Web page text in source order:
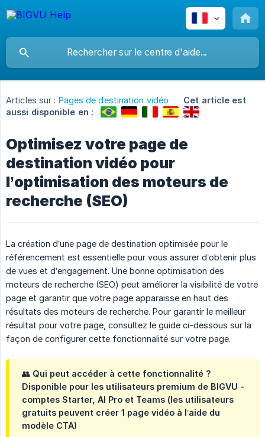
Articles sur : Pages de destination vidéo
Cet article est
aussi disponible en :
Optimisez votre page de
destination vidéo pour
l’optimisation des moteurs de
recherche (SEO)
La création d’une page de destination optimisée pour le
référencement est essentielle pour vous assurer d’obtenir plus
de vues et d’engagement. Une bonne optimisation des
moteurs de recherche (SEO) peut améliorer la visibilité de votre
page et garantir que votre page apparaisse en haut des
résultats des moteurs de recherche. Pour garantir le meilleur
résultat pour votre page, consultez le guide ci-dessous sur la
façon de configurer cette fonctionnalité sur votre page.
👥 Qui peut accéder à cette fonctionnalité ?
Disponible pour les utilisateurs premium de BIGVU -
comptes Starter, AI Pro et Teams (les utilisateurs
gratuits peuvent créer 1 page vidéo à l’aide du
modèle CTA)